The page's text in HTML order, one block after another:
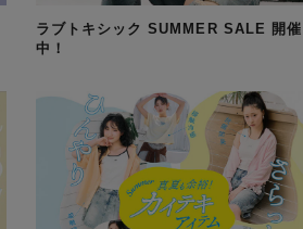
ラブトキシック SUMMER SALE 開催
中！